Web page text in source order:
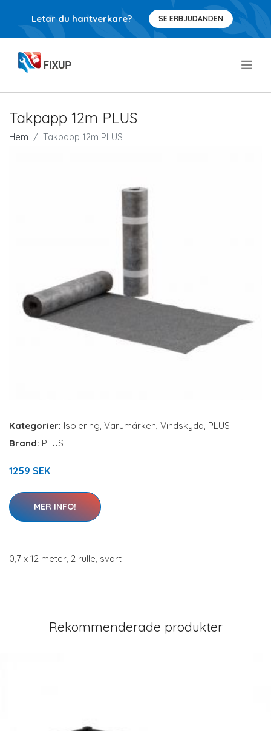
Letar du hantverkare? SE ERBJUDANDEN
Takpapp 12m PLUS
Hem Takpapp 12m PLUS
Kategorier: Isolering, Varumärken, Vindskydd, PLUS
Brand: PLUS
1259 SEK
MER INFO!
0,7 x 12 meter, 2 rulle, svart
Rekommenderade produkter